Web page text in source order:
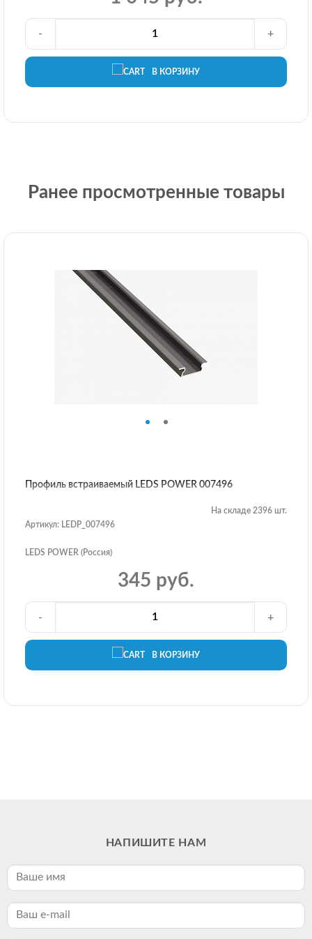
В КОРЗИНУ
- +
Ранее просмотренные товары
Профиль встраиваемый LEDS POWER 007496
На складе 2396 шт.
Артикул: LEDP_007496
LEDS POWER (Россия)
345 руб.
В КОРЗИНУ
- +
НАПИШИТЕ НАМ